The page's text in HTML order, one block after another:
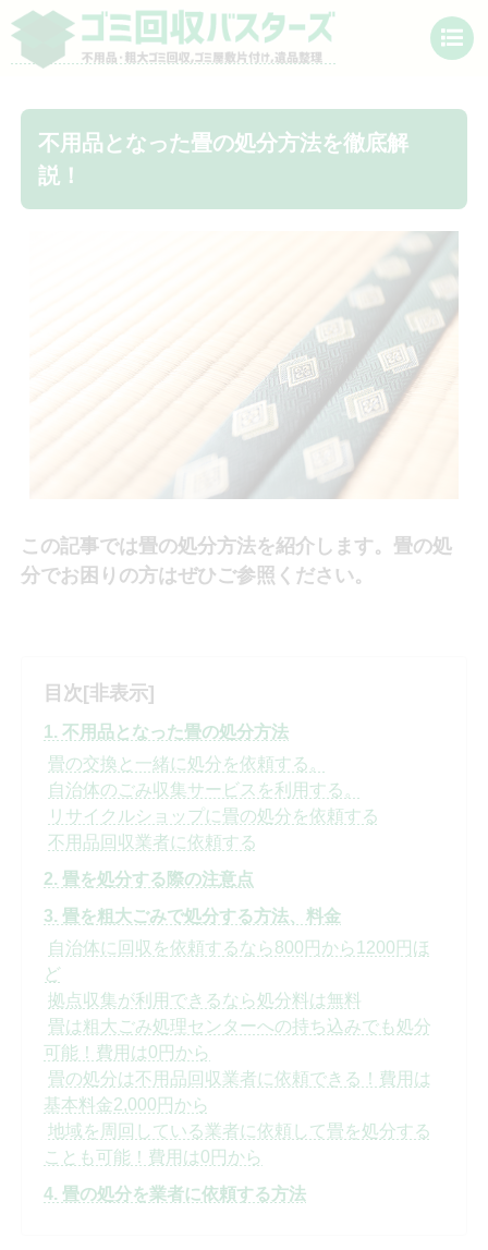
不用品となった畳の処分方法を徹底解
説！
この記事では畳の処分方法を紹介します。畳の処
分でお困りの方はぜひご参照ください。
目次 [非表示]
1. 不用品となった畳の処分方法
畳の交換と一緒に処分を依頼する。
自治体のごみ収集サービスを利用する。
リサイクルショップに畳の処分を依頼する
不用品回収業者に依頼する
2. 畳を処分する際の注意点
3. 畳を粗大ごみで処分する方法、料金
自治体に回収を依頼するなら800円から1200円ほ
ど
拠点収集が利用できるなら処分料は無料
畳は粗大ごみ処理センターへの持ち込みでも処分
可能！費用は0円から
畳の処分は不用品回収業者に依頼できる！費用は
基本料金2,000円から
地域を周回している業者に依頼して畳を処分する
ことも可能！費用は0円から
4. 畳の処分を業者に依頼する方法